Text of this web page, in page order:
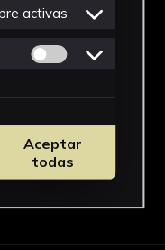
activas
Permitir cookies
Aceptar
todas